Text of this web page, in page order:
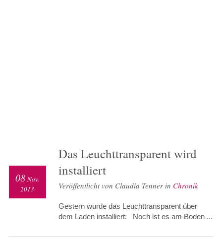
Das Leuchttransparent wird
installiert
08 Nov.
2013
Veröffentlicht von Claudia Tenner in Chronik
Gestern wurde das Leuchttransparent über
dem Laden installiert: Noch ist es am Boden ...